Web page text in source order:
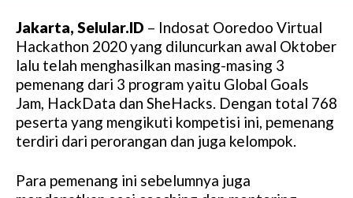
Jakarta, Selular.ID – Indosat Ooredoo Virtual
Hackathon 2020 yang diluncurkan awal Oktober
lalu telah menghasilkan masing-masing 3
pemenang dari 3 program yaitu Global Goals
Jam, HackData dan SheHacks. Dengan total 768
peserta yang mengikuti kompetisi ini, pemenang
terdiri dari perorangan dan juga kelompok.
Para pemenang ini sebelumnya juga